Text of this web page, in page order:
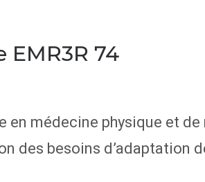
EMR3R 74
en médecine physique et
des besoins d’adaptation